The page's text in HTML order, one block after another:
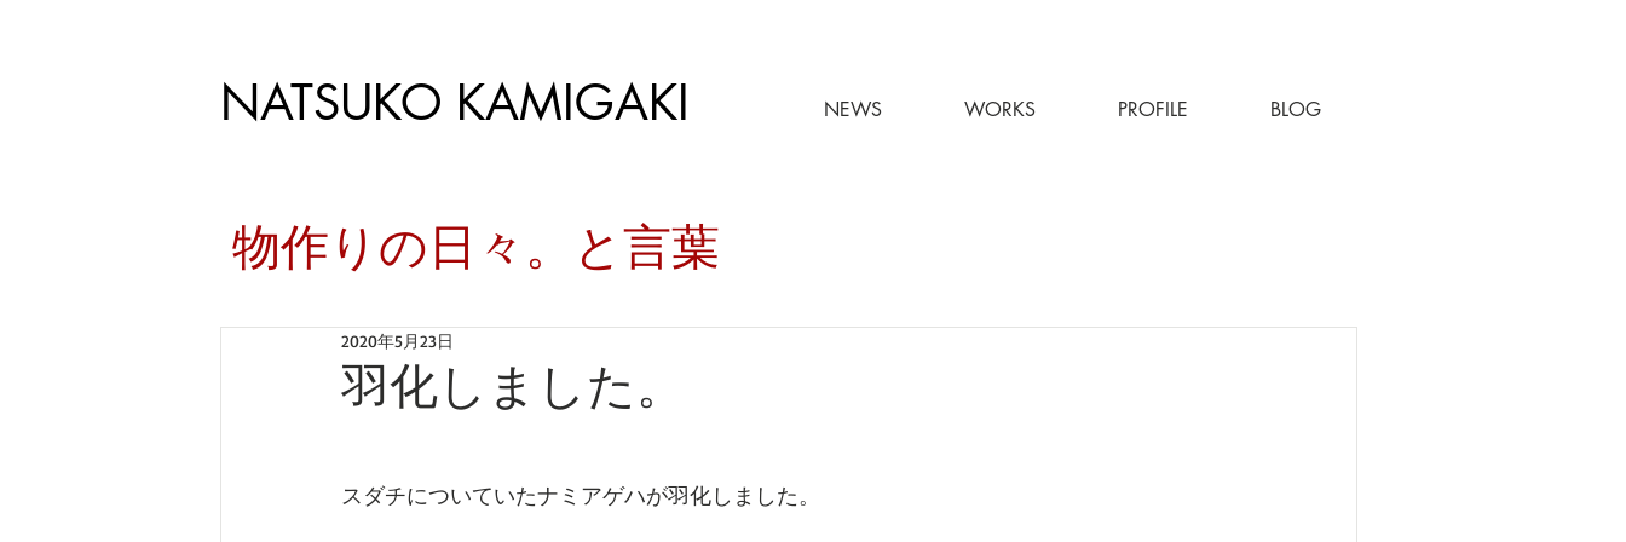
NATSUKO KAMIGAKI NEWS WORKS PROFILE BLOG
​物作りの日々。と言葉
羽化しました。
2020年5月23日
スダチについていたナミアゲハが羽化しました。